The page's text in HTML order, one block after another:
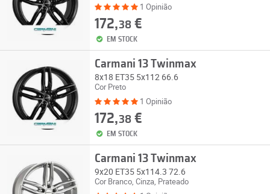
1 Opinião
172,38€
EM STOCK
Carmani 13 Twinmax
8x18 ET35 5x112 66.6
Cor Preto
1 Opinião
172,38€
EM STOCK
Carmani 13 Twinmax
9x20 ET35 5x114.3 72.6
Cor Branco, Cinza, Prateado